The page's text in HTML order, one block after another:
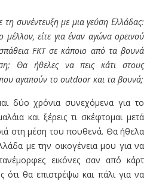
τη συνέντευξη με μια γεύση Ελλάδας:
μέλλον, είτε για έναν αγώνα ορεινού
FKT σε κάποιο από τα βουνά
Θα ήθελες να πεις κάτι στους
αγαπούν το outdoor και τα βουνά;
δύο χρόνια συνεχόμενα για το
και ξέρεις τι σκέφτομαι μετά
στη μέση του πουθενά. Θα ήθελα
με την οικογένεια μου για να
εικόνες σαν από κάρτ
ότι θα επιστρέψω και πάλι για να